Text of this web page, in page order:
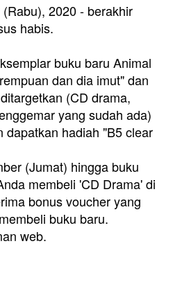
2020 - berakhir
habis.
buku baru Animal
dan dia imut" dan
(CD drama,
yang sudah ada)
dapatkan hadiah "B5 clear
(Jumat) hingga buku
membeli 'CD Drama' di
bonus voucher yang
buku baru.
web.